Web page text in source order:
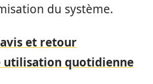
du système.
et retour
utilisation quotidienne